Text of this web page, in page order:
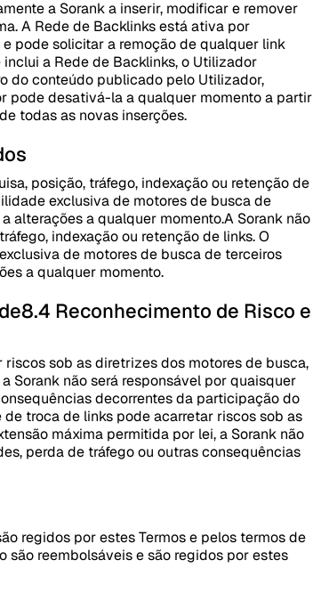
a Sorank a inserir, modificar e remover
A Rede de Backlinks está ativa por
pode solicitar a remoção de qualquer link
a Rede de Backlinks, o Utilizador
do conteúdo publicado pelo Utilizador,
pode desativá-la a qualquer momento a partir
todas as novas inserções.
posição, tráfego, indexação ou retenção de
exclusiva de motores de busca de
alterações a qualquer momento.A Sorank não
indexação ou retenção de links. O
de motores de busca de terceiros
a qualquer momento.
8.4 Reconhecimento de Risco e
sob as diretrizes dos motores de busca,
Sorank não será responsável por quaisquer
decorrentes da participação do
troca de links pode acarretar riscos sob as
máxima permitida por lei, a Sorank não
perda de tráfego ou outras consequências
regidos por estes Termos e pelos termos de
são reembolsáveis e são regidos por estes